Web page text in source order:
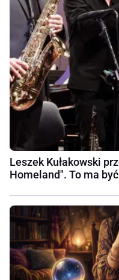
Leszek Kułakowski
Homeland". To ma